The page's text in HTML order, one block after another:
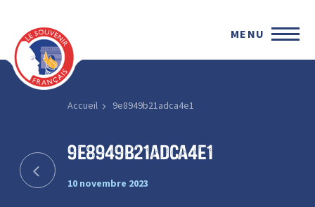
MENU
Accueil 9e8949b21adca4e1
9e8949b21adca4e1
10 novembre 2023